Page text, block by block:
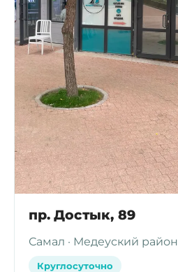
пр. Достык, 89
Самал · Медеуский район
Круглосуточно